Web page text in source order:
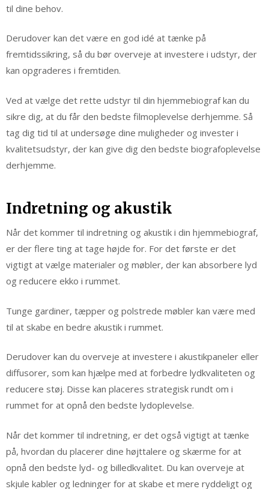
til dine behov.
Derudover kan det være en god idé at tænke på
fremtidssikring, så du bør overveje at investere i udstyr, der
kan opgraderes i fremtiden.
Ved at vælge det rette udstyr til din hjemmebiograf kan du
sikre dig, at du får den bedste filmoplevelse derhjemme. Så
tag dig tid til at undersøge dine muligheder og invester i
kvalitetsudstyr, der kan give dig den bedste biografoplevelse
derhjemme.
Indretning og akustik
Når det kommer til indretning og akustik i din hjemmebiograf,
er der flere ting at tage højde for. For det første er det
vigtigt at vælge materialer og møbler, der kan absorbere lyd
og reducere ekko i rummet.
Tunge gardiner, tæpper og polstrede møbler kan være med
til at skabe en bedre akustik i rummet.
Derudover kan du overveje at investere i akustikpaneler eller
diffusorer, som kan hjælpe med at forbedre lydkvaliteten og
reducere støj. Disse kan placeres strategisk rundt om i
rummet for at opnå den bedste lydoplevelse.
Når det kommer til indretning, er det også vigtigt at tænke
på, hvordan du placerer dine højttalere og skærme for at
opnå den bedste lyd- og billedkvalitet. Du kan overveje at
skjule kabler og ledninger for at skabe et mere ryddeligt og